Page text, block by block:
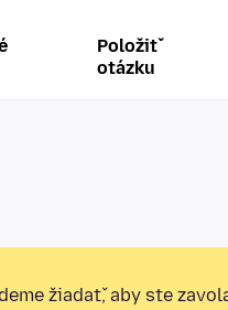
Položiť
otázku
žiadať, aby ste